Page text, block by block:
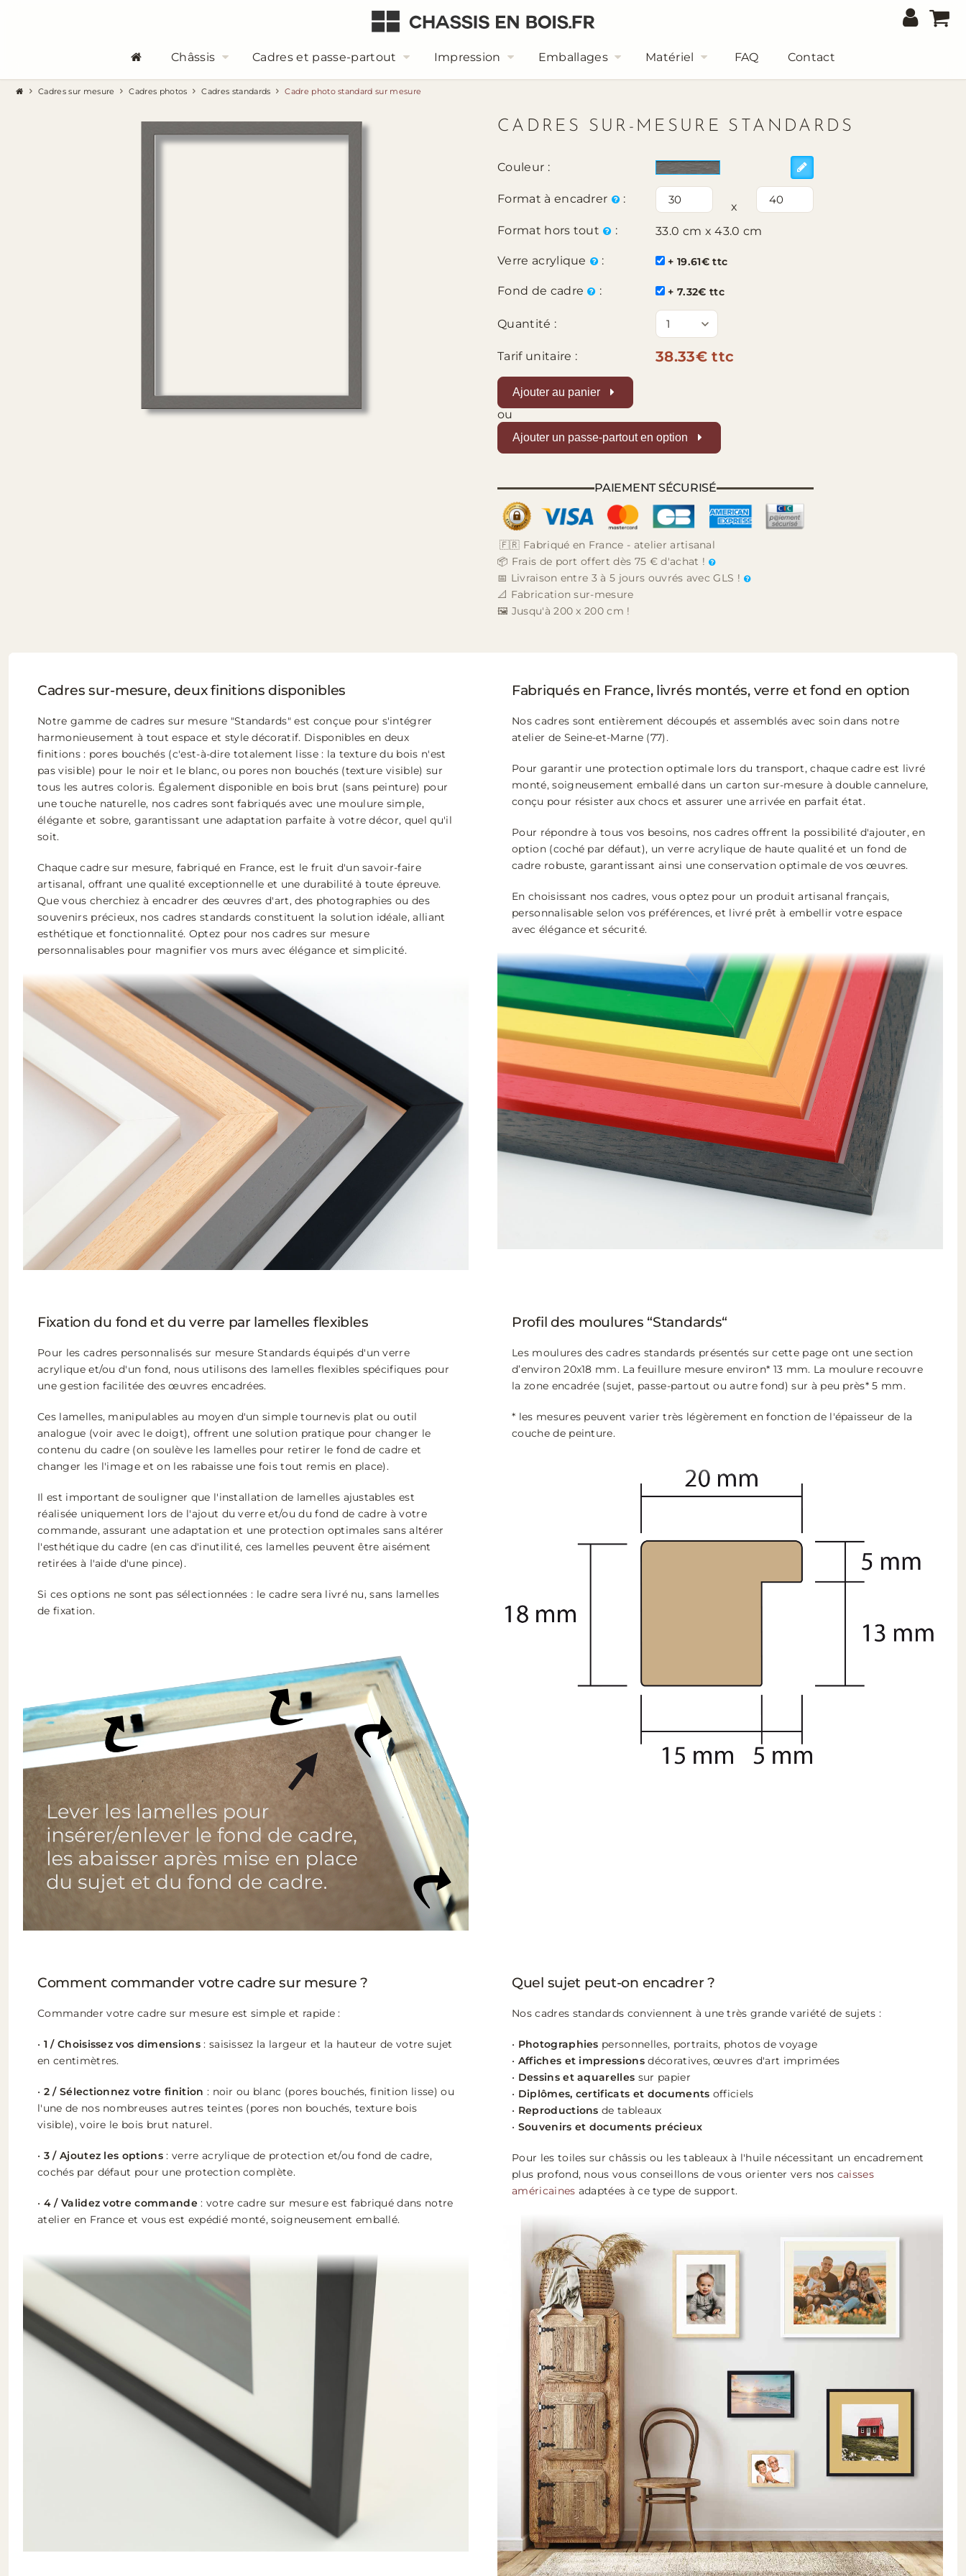
Cadres sur mesure Cadres photos Cadres standards Cadre photo standard sur mesure
Châssis Cadres et passe-partout Impression Emballages Matériel FAQ Contact
CADRES SUR-MESURE STANDARDS
Couleur :
Format à encadrer :
x
Format hors tout
: 33.0 cm x 43.0 cm
Verre acrylique : + 19.61€ ttc
Fond de cadre : + 7.32€ ttc
Quantité :
Tarif unitaire : 38.33€ ttc
Ajouter au panier
ou
Ajouter un passe-partout en option
PAIEMENT SÉCURISÉ
🇫🇷 Fabriqué en France - atelier artisanal
📦 Frais de port offert dès 75 € d'achat !
📅 Livraison entre 3 à 5 jours ouvrés avec GLS !
📐 Fabrication sur-mesure
🖼️ Jusqu'à 200 x 200 cm !
Cadres sur-mesure, deux finitions disponibles
Notre gamme de cadres sur mesure "Standards" est conçue pour s'intégrer
harmonieusement à tout espace et style décoratif. Disponibles en deux
finitions : pores bouchés (c'est-à-dire totalement lisse : la texture du bois n'est
pas visible) pour le noir et le blanc, ou pores non bouchés (texture visible) sur
tous les autres coloris. Également disponible en bois brut (sans peinture) pour
une touche naturelle, nos cadres sont fabriqués avec une moulure simple,
élégante et sobre, garantissant une adaptation parfaite à votre décor, quel qu'il
soit.
Chaque cadre sur mesure, fabriqué en France, est le fruit d'un savoir-faire
artisanal, offrant une qualité exceptionnelle et une durabilité à toute épreuve.
Que vous cherchiez à encadrer des œuvres d'art, des photographies ou des
souvenirs précieux, nos cadres standards constituent la solution idéale, alliant
esthétique et fonctionnalité. Optez pour nos cadres sur mesure
personnalisables pour magnifier vos murs avec élégance et simplicité.
Fabriqués en France, livrés montés, verre et fond en option
Nos cadres sont entièrement découpés et assemblés avec soin dans notre
atelier de Seine-et-Marne (77).
Pour garantir une protection optimale lors du transport, chaque cadre est livré
monté, soigneusement emballé dans un carton sur-mesure à double cannelure,
conçu pour résister aux chocs et assurer une arrivée en parfait état.
Pour répondre à tous vos besoins, nos cadres offrent la possibilité d'ajouter, en
option (coché par défaut), un verre acrylique de haute qualité et un fond de
cadre robuste, garantissant ainsi une conservation optimale de vos œuvres.
En choisissant nos cadres, vous optez pour un produit artisanal français,
personnalisable selon vos préférences, et livré prêt à embellir votre espace
avec élégance et sécurité.
Fixation du fond et du verre par lamelles flexibles
Pour les cadres personnalisés sur mesure Standards équipés d'un verre
acrylique et/ou d'un fond, nous utilisons des lamelles flexibles spécifiques pour
une gestion facilitée des œuvres encadrées.
Ces lamelles, manipulables au moyen d'un simple tournevis plat ou outil
analogue (voir avec le doigt), offrent une solution pratique pour changer le
contenu du cadre (on soulève les lamelles pour retirer le fond de cadre et
changer les l'image et on les rabaisse une fois tout remis en place).
Il est important de souligner que l'installation de lamelles ajustables est
réalisée uniquement lors de l'ajout du verre et/ou du fond de cadre à votre
commande, assurant une adaptation et une protection optimales sans altérer
l'esthétique du cadre (en cas d'inutilité, ces lamelles peuvent être aisément
retirées à l'aide d'une pince).
Si ces options ne sont pas sélectionnées : le cadre sera livré nu, sans lamelles
de fixation.
Profil des moulures “Standards“
Les moulures des cadres standards présentés sur cette page ont une section
d’environ 20x18 mm. La feuillure mesure environ* 13 mm. La moulure recouvre
la zone encadrée (sujet, passe-partout ou autre fond) sur à peu près* 5 mm.
* les mesures peuvent varier très légèrement en fonction de l'épaisseur de la
couche de peinture.
Comment commander votre cadre sur mesure ?
Commander votre cadre sur mesure est simple et rapide :
• 1 / Choisissez vos dimensions: saisissez la largeur et la hauteur de votre sujet
en centimètres.
• 2 / Sélectionnez votre finition : noir ou blanc (pores bouchés, finition lisse) ou
l'une de nos nombreuses autres teintes (pores non bouchés, texture bois
visible), voire le bois brut naturel.
• 3 / Ajoutez les options : verre acrylique de protection et/ou fond de cadre,
cochés par défaut pour une protection complète.
• 4 / Validez votre commande: votre cadre sur mesure est fabriqué dans notre
atelier en France et vous est expédié monté, soigneusement emballé.
Quel sujet peut-on encadrer ?
Nos cadres standards conviennent à une très grande variété de sujets :
• Photographies personnelles, portraits, photos de voyage
• Affiches et impressions décoratives, œuvres d'art imprimées
• Dessins et aquarelles sur papier
• Diplômes, certificats et documents officiels
• Reproductions de tableaux
• Souvenirs et documents précieux
Pour les toiles sur châssis ou les tableaux à l'huile nécessitant un encadrement
plus profond, nous vous conseillons de vous orienter vers nos caisses
américaines adaptées à ce type de support.